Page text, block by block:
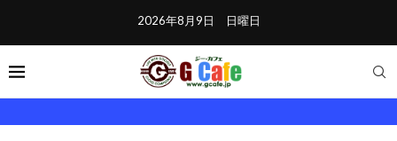
2026年8月9日 日曜日